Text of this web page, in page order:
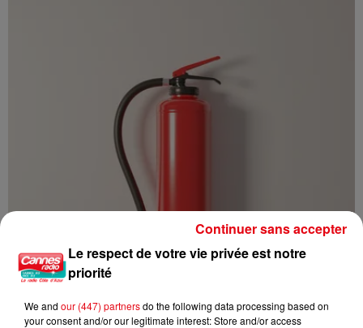
Le respect de votre vie privée est notre
priorité
We and our (447) partnersdo the following data processing based on
your consent and/or our legitimate interest: Store and/or access
Continuer sans accepter